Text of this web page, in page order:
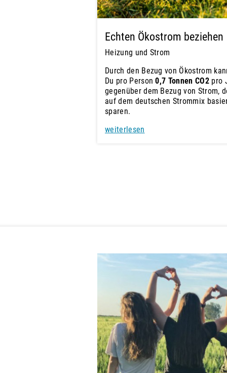
Echten Ökostrom beziehen
Heizung und Strom
Durch den Bezug von Ökostrom
Du pro Person0,7 Tonnen CO2pro
gegenüber dem Bezug von Strom,
auf dem deutschen Strommix
sparen.
weiterlesen